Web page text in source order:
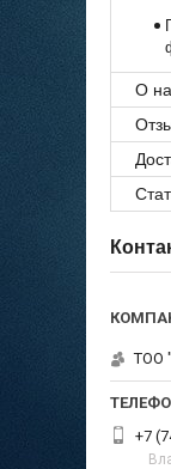
О
ТОО
+7